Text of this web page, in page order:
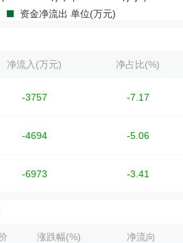
资金净流出 单位(万元)
净流入(万元) 净占比(%)
-3757 -7.17
-4694 -5.06
-6973 -3.41
涨跌幅(%) 净流向